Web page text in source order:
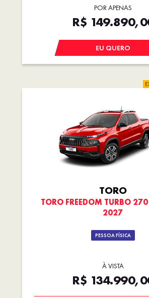
POR APENAS
R$
EU QUERO
TORO
TORO FREEDOM TURBO
2027
PESSOA FÍSICA
À VISTA
R$